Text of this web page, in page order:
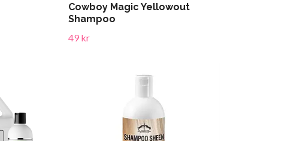
Cowboy Magic Yellowout
Shampoo
49 kr